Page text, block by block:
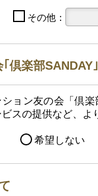
その他：
倶楽部SANDAY
ション友の会「倶
スの提供など、よ
希望しない